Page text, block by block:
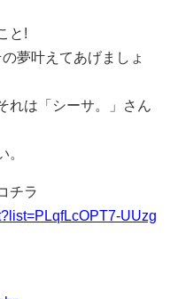
と!
夢叶えてあげましょ
れは「シーサ。」さん
チラ
UUzg